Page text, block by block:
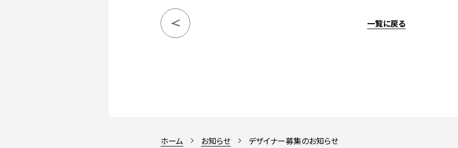
一覧に戻る
ホーム お知らせ デザイナー募集のお知らせ